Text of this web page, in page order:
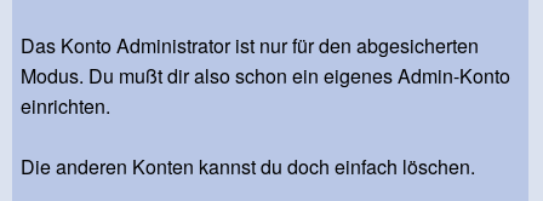
Das Konto Administrator ist nur für den abgesicherten
Modus. Du mußt dir also schon ein eigenes Admin-Konto
einrichten.
Die anderen Konten kannst du doch einfach löschen.